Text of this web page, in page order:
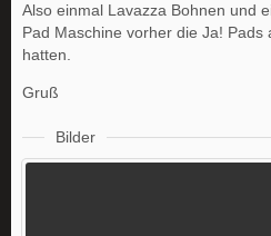
Also einmal Lavazza Bohnen und
Pad Maschine vorher die Ja! Pads
hatten.
Gruß
Bilder